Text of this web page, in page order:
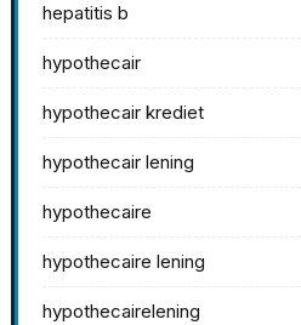
hepatitis b
hypothecair
hypothecair krediet
hypothecair lening
hypothecaire
hypothecaire lening
hypothecairelening